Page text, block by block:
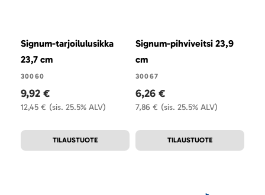
Signum-tarjoilulusikka
23,7 cm
30060
(sis. 25.5% ALV)
12,45 €
9,92 €
TILAUSTUOTE
Signum-pihviveitsi 23,9
cm
30067
(sis. 25.5% ALV)
7,86 €
6,26 €
TILAUSTUOTE